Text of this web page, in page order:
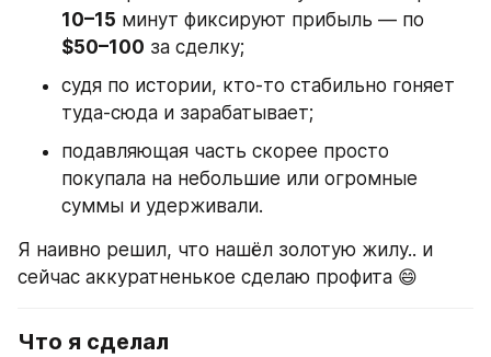
10–15
$50–100 за сделку;
судя по истории, кто-то стабильно гоняет
туда-сюда и зарабатывает;
подавляющая часть скорее просто
покупала на небольшие или огромные
суммы и удерживали.
Я наивно решил, что нашёл золотую жилу.. и
сейчас аккуратненькое сделаю профита 😄
Что я сделал